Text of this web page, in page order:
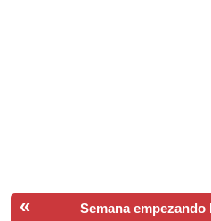
« Semana empezando